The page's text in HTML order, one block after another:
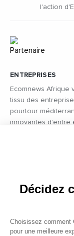
ENTREPRISES
Ecomnews
tissu des
pourtour
innovantes d’entre
Retrouvez tous
par nos
C’est une priorité
personnes qui
l'action